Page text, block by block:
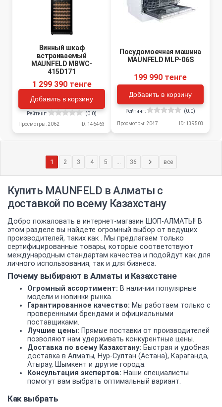
Винный шкаф
встраиваемый
MAUNFELD MBWC-
415D171
1 299 390 тенге
Добавить в корзину
Рейтинг:
(0.0)
Просмотры: 2062
ID: 146463
Посудомоечная машина
MAUNFELD MLP-06S
199 990 тенге
Добавить в корзину
Рейтинг: (0.0)
Просмотры: 2047 ID: 139503
1 2 3 4 5 36 все
Купить MAUNFELD в Алматы с
доставкой по всему Казахстану
Добро пожаловать в интернет-магазин ШОП-АЛМАТЫ! В
этом разделе вы найдете огромный выбор от ведущих
производителей, таких как . Мы предлагаем только
сертифицированные товары, которые соответствуют
международным стандартам качества и подойдут как для
личного использования, так и для бизнеса.
Почему выбирают в Алматы и Казахстане
Огромный ассортимент: В наличии популярные
модели и новинки рынка.
Гарантированное качество: Мы работаем только с
проверенными брендами и официальными
поставщиками.
Лучшие цены: Прямые поставки от производителей
позволяют нам удерживать конкурентные цены.
Доставка по всему Казахстану: Быстрая и удобная
доставка в Алматы, Нур-Султан (Астана), Караганда,
Атырау, Шымкент и другие города.
Консультация экспертов: Наши специалисты
помогут вам выбрать оптимальный вариант.
Как выбрать